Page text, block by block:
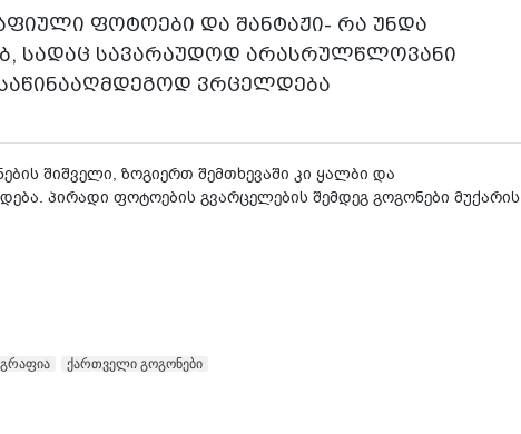
ფოტოები და შანტაჟი- რა უნდა
სადაც სავარაუდოდ არასრულწლოვანი
ვრცელდება
შიშველი, ზოგიერთ შემთხევაში კი ყალბი და
პირადი ფოტოების გვარცელების შემდეგ გოგონები მუქარის
ქართველი გოგონები